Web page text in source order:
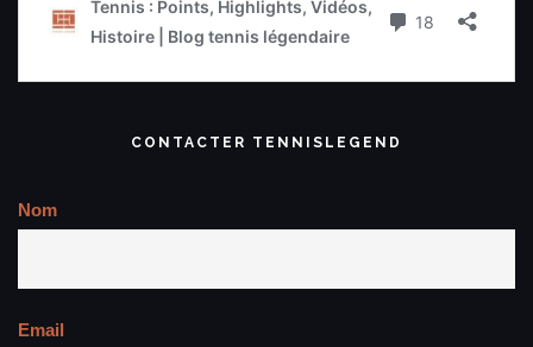
CONTACTER TENNISLEGEND
Nom
Email